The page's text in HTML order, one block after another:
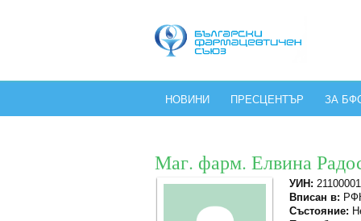
НОВИНИ ПРЕСЦЕНТЪР ЗА
Маг. фарм. Елвина
УИН:
Вписан в:
Състояние: